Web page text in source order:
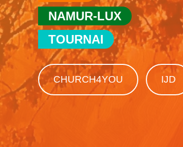
NAMUR-LUX
TOURNAI
CHURCH4YOU IJD